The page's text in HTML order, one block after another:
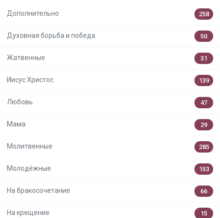
Дополнительно 258
Духовная борьба и победа 50
Жатвенные 31
Иисус Христос 139
Любовь 47
Мама 29
Молитвенные 285
Молодёжные 153
На бракосочетание 66
На крещение 15